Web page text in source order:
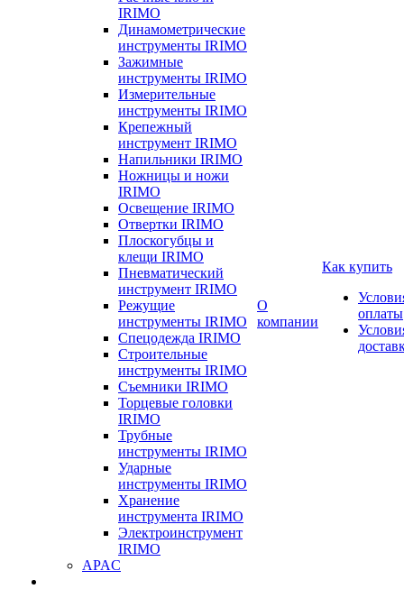
IRIMO
Динамометрические
инструменты IRIMO
Зажимные
инструменты IRIMO
Измерительные
инструменты IRIMO
Крепежный
инструмент IRIMO
Напильники IRIMO
Ножницы и ножи
IRIMO
Освещение IRIMO
Отвертки IRIMO
Плоскогубцы и
клещи IRIMO
Пневматический
инструмент IRIMO
Режущие
инструменты IRIMO
Спецодежда IRIMO
Строительные
инструменты IRIMO
Съемники IRIMO
Торцевые головки
IRIMO
Трубные
инструменты IRIMO
Ударные
инструменты IRIMO
Хранение
инструмента IRIMO
Электроинструмент
IRIMO
APAC
О
компании
Как купить
оплаты